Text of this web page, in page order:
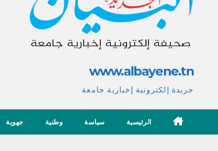
www.albayene.tn
جريدة إلكترونية إخبارية جامعة
الرئيسية سياسة وطنية جهوية